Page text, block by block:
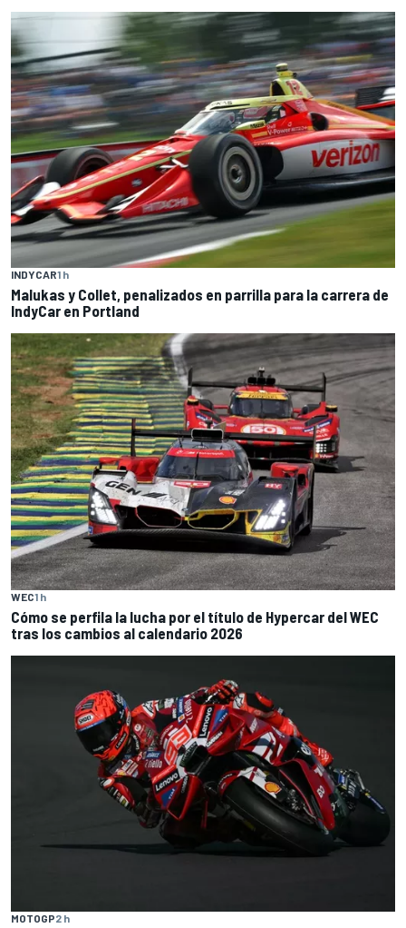
INDYCAR1 h
Malukas y Collet, penalizados en parrilla para la carrera de
IndyCar en Portland
WEC1 h
Cómo se perfila la lucha por el título de Hypercar del WEC
tras los cambios al calendario 2026
MOTOGP2 h